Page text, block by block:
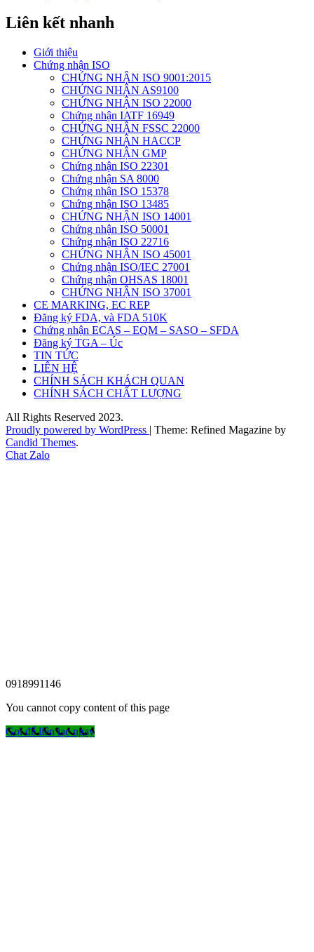
Liên kết nhanh
Giới thiệu
Chứng nhận ISO
CHỨNG NHẬN ISO 9001:2015
CHỨNG NHẬN AS9100
CHỨNG NHẬN ISO 22000
Chứng nhận IATF 16949
CHỨNG NHẬN FSSC 22000
CHỨNG NHẬN HACCP
CHỨNG NHẬN GMP
Chứng nhận ISO 22301
Chứng nhận SA 8000
Chứng nhận ISO 15378
Chứng nhận ISO 13485
CHỨNG NHẬN ISO 14001
Chứng nhận ISO 50001
Chứng nhận ISO 22716
CHỨNG NHẬN ISO 45001
Chứng nhận ISO/IEC 27001
Chứng nhận OHSAS 18001
CHỨNG NHẬN ISO 37001
CE MARKING, EC REP
Đăng ký FDA, và FDA 510K
Chứng nhận ECAS – EQM – SASO – SFDA
Đăng ký TGA – Úc
TIN TỨC
LIÊN HỆ
CHÍNH SÁCH KHÁCH QUAN
CHÍNH SÁCH CHẤT LƯỢNG
All Rights Reserved 2023.
Proudly powered by WordPress | Theme: Refined Magazine by
Candid Themes.
Chat Zalo
0918991146
You cannot copy content of this page
Gọi để liên lạc ngay